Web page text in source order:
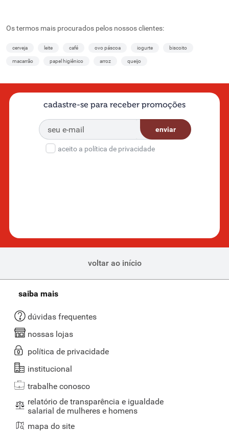
Os termos mais procurados pelos nossos clientes:
cerveja leite café ovo páscoa iogurte biscoito
macarrão papel higiênico arroz queijo
cadastre-se para receber promoções
enviar
aceito a política de privacidade
voltar ao início
saiba mais
dúvidas frequentes
nossas lojas
política de privacidade
institucional
trabalhe conosco
relatório de transparência e igualdade
salarial de mulheres e homens
mapa do site